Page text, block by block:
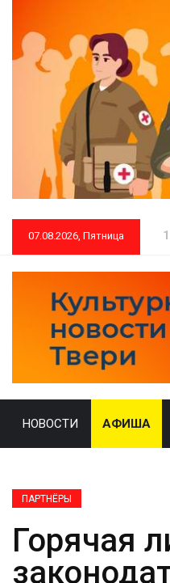
07.08.2026, Пятница
НОВОСТИ АФИША
ПАРТНЁРЫ
Горячая